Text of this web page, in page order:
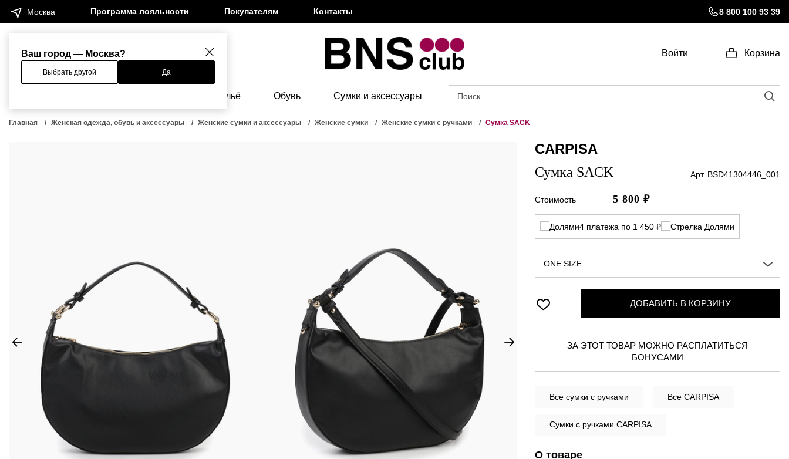
Ваш город — Москва?
Выбрать другой Да
Москва Программа лояльности Покупателям Контакты 8 800 100 93 39
Женщинам Мужчинам Войти Корзина
Бельё Обувь Сумки и аксессуары
Главная Женская одежда, обувь и аксессуары Женские сумки и аксессуары Женские сумки Женские сумки с ручками Сумка SACK
CARPISA
Сумка SACK Арт. BSD41304446_001
Стоимость 5 800 ₽
4 платежа по 1 450 ₽
ONE SIZE
ДОБАВИТЬ В КОРЗИНУ
ЗА ЭТОТ ТОВАР МОЖНО РАСПЛАТИТЬСЯ
БОНУСАМИ
Все сумки с ручками Все CARPISA
Сумки с ручками CARPISA
О товаре